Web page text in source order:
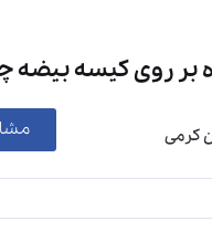
بر روی کیسه بیضه
کرمی